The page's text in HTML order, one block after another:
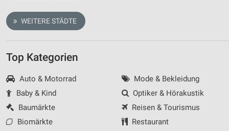
WEITERE STÄDTE
Top Kategorien
Auto & Motorrad
Baby & Kind
Baumärkte
Biomärkte
Mode & Bekleidung
Optiker & Hörakustik
Reisen & Tourismus
Restaurant